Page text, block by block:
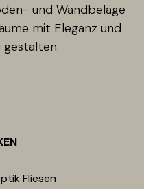
und Wandbeläge
mit Eleganz und
gestalten.
Fliesen